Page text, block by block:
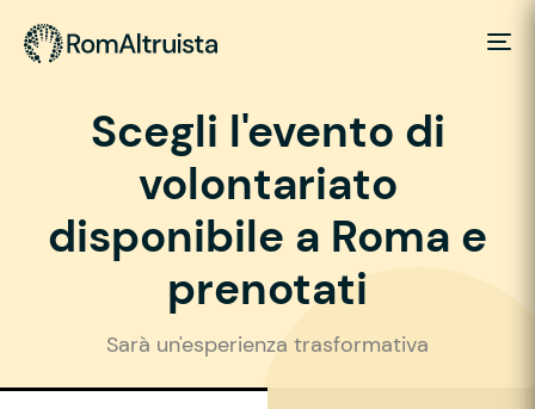
Scegli l'evento di
volontariato
disponibile a Roma e
prenotati
Sarà un'esperienza trasformativa